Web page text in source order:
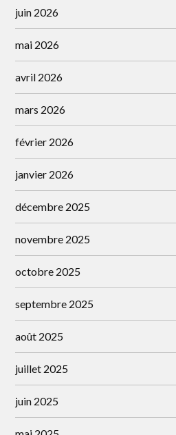
juin 2026
mai 2026
avril 2026
mars 2026
février 2026
janvier 2026
décembre 2025
novembre 2025
octobre 2025
septembre 2025
août 2025
juillet 2025
juin 2025